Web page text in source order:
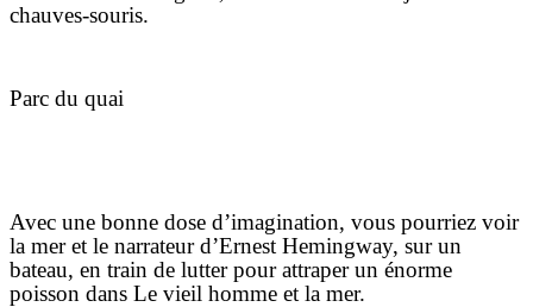
chauves-souris.
Parc du quai
Avec une bonne dose d’imagination, vous pourriez voir
la mer et le narrateur d’Ernest Hemingway, sur un
bateau, en train de lutter pour attraper un énorme
poisson dans Le vieil homme et la mer.